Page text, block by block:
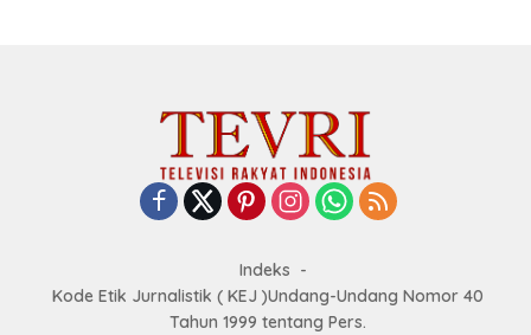
Indeks
Kode Etik Jurnalistik ( KEJ )Undang-Undang Nomor 40
Tahun 1999 tentang Pers.